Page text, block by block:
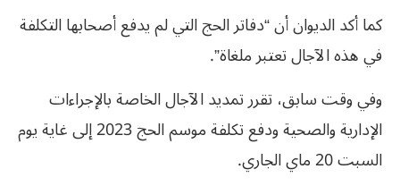
كما أكد الديوان أن “دفاتر الحج التي لم يدفع أصحابها التكلفة
في هذه الآجال تعتبر ملغاة”.
وفي وقت سابق، تقرر تمديد الآجال الخاصة بالإجراءات
الإدارية والصحية ودفع تكلفة موسم الحج 2023 إلى غاية يوم
السبت 20 ماي الجاري.